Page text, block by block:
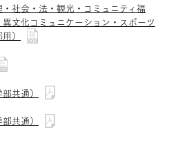
社会・法・観光・コミュニティ福
文化コミュニケーション・スポーツ
）
共通）
共通）